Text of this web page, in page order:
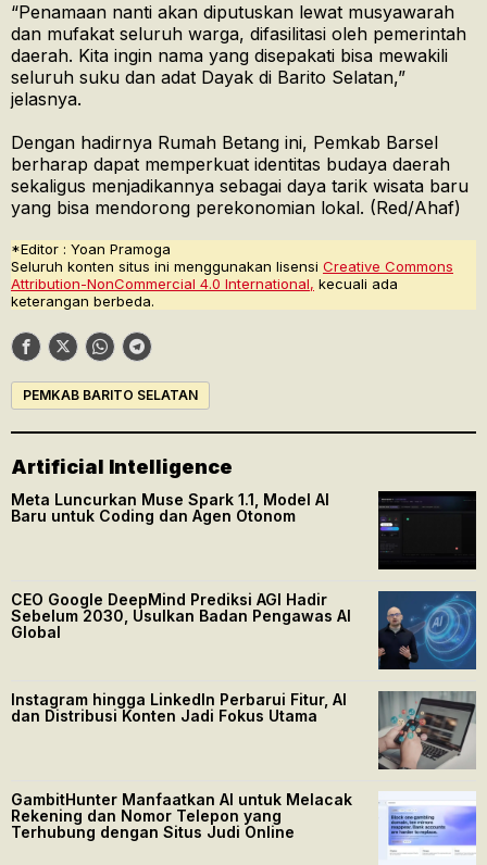
“Penamaan nanti akan diputuskan lewat musyawarah
dan mufakat seluruh warga, difasilitasi oleh pemerintah
daerah. Kita ingin nama yang disepakati bisa mewakili
seluruh suku dan adat Dayak di Barito Selatan,”
jelasnya.
Dengan hadirnya Rumah Betang ini, Pemkab Barsel
berharap dapat memperkuat identitas budaya daerah
sekaligus menjadikannya sebagai daya tarik wisata baru
yang bisa mendorong perekonomian lokal. (Red/Ahaf)
*Editor : Yoan Pramoga
Seluruh konten situs ini menggunakan lisensi Creative Commons
Attribution-NonCommercial 4.0 International, kecuali ada
keterangan berbeda.
PEMKAB BARITO SELATAN
Artificial Intelligence
Meta Luncurkan Muse Spark 1.1, Model AI
Baru untuk Coding dan Agen Otonom
CEO Google DeepMind Prediksi AGI Hadir
Sebelum 2030, Usulkan Badan Pengawas AI
Global
Instagram hingga LinkedIn Perbarui Fitur, AI
dan Distribusi Konten Jadi Fokus Utama
GambitHunter Manfaatkan AI untuk Melacak
Rekening dan Nomor Telepon yang
Terhubung dengan Situs Judi Online